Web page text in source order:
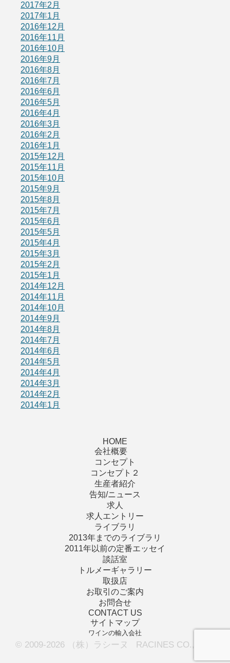
2017年2月
2017年1月
2016年12月
2016年11月
2016年10月
2016年9月
2016年8月
2016年7月
2016年6月
2016年5月
2016年4月
2016年3月
2016年2月
2016年1月
2015年12月
2015年11月
2015年10月
2015年9月
2015年8月
2015年7月
2015年6月
2015年5月
2015年4月
2015年3月
2015年2月
2015年1月
2014年12月
2014年11月
2014年10月
2014年9月
2014年8月
2014年7月
2014年6月
2014年5月
2014年4月
2014年3月
2014年2月
2014年1月
HOME
会社概要
コンセプト
コンセプト２
生産者紹介
告知/ニュース
求人
求人エントリー
ライブラリ
2013年までのライブラリ
2011年以前の定番エッセイ
談話室
トルメーギャラリー
取扱店
お取引のご案内
お問合せ
CONTACT US
サイトマップ
ワインの輸入会社
© 2009-2026 （株）ラシーヌ RACINES CO., LTD.